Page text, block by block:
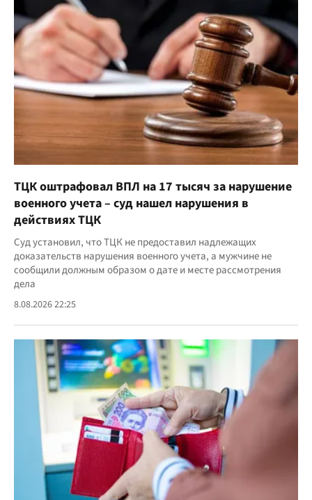
ТЦК оштрафовал ВПЛ на 17 тысяч за нарушение
военного учета – суд нашел нарушения в
действиях ТЦК
Суд установил, что ТЦК не предоставил надлежащих
доказательств нарушения военного учета, а мужчине не
сообщили должным образом о дате и месте рассмотрения
дела
8.08.2026 22:25